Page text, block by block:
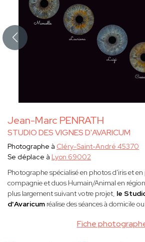
Jean-Marc PENRATH
STUDIO DES VIGNES D'AVARICUM
Fiche
Photographe à Cléry-Saint-André 45370
Se déplace à Lyon 69002
Photographe spécialisé en photos d'iris et
compagnie et duos Humain/Animal en
plus largement suivant votre projet, le
d'Avaricum réalise des séances à domicile